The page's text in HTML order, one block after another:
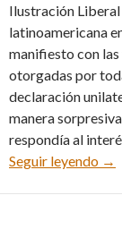
Ilustración
latinoamericana
manifiesto con
otorgadas por
declaración
manera
respondía al
Seguir leyendo →